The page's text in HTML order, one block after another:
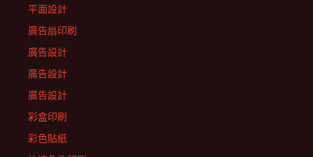
平面設計
廣告扇印刷
廣告設計
廣告設計
廣告設計
彩盒印刷
彩色貼紙